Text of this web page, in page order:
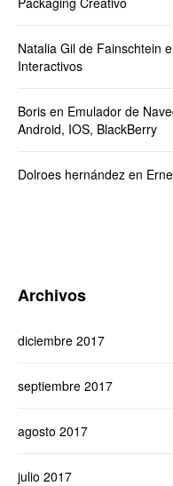
Natalia Gil de Fainschtein
Interactivos
Boris en Emulador de
Android, IOS, BlackBerry
Dolroes hernández en
Archivos
diciembre 2017
septiembre 2017
agosto 2017
julio 2017